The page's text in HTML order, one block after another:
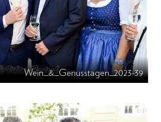
Wein_&_Genusstagen_2023-39